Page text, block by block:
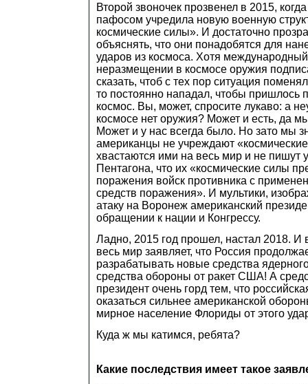
Второй звоночек прозвенел в 2015,
пафосом учредила новую военную
космические силы». И достаточно
объяснять, что они понадобятся для
ударов из космоса. Хотя
неразмещении в космосе оружия
сказать, чтоб с тех пор ситуация
то постоянно нападал, чтобы пришлось
космос. Вы, может, спросите лукаво: а
космосе нет оружия? Может и есть, да
Может и у нас всегда было. Но зато мы
американцы не учреждают
хвастаются ими на весь мир и не пишут
Пентагона, что их «космические силы
поражения войск противника с
средств поражения». И мультики,
атаку на Воронеж американский
обращении к нации и Конгрессу.
Ладно, 2015 год прошел, настал 2018. И
весь мир заявляет, что Россия
разрабатывать новые средства
средства обороны от ракет США! А
президент очень горд тем, что
оказаться сильнее американской
мирное население Флориды от этого
Куда ж мы катимся, ребята?
Какие последствия имеет такое